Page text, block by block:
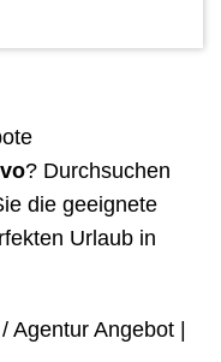
? Durchsuchen
die geeignete
Urlaub in
Agentur Angebot